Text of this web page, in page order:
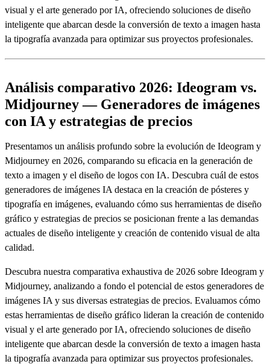
visual y el arte generado por IA, ofreciendo soluciones de diseño
inteligente que abarcan desde la conversión de texto a imagen hasta
la tipografía avanzada para optimizar sus proyectos profesionales.
Análisis comparativo 2026: Ideogram vs.
Midjourney — Generadores de imágenes
con IA y estrategias de precios
Presentamos un análisis profundo sobre la evolución de Ideogram y
Midjourney en 2026, comparando su eficacia en la generación de
texto a imagen y el diseño de logos con IA. Descubra cuál de estos
generadores de imágenes IA destaca en la creación de pósteres y
tipografía en imágenes, evaluando cómo sus herramientas de diseño
gráfico y estrategias de precios se posicionan frente a las demandas
actuales de diseño inteligente y creación de contenido visual de alta
calidad.
Descubra nuestra comparativa exhaustiva de 2026 sobre Ideogram y
Midjourney, analizando a fondo el potencial de estos generadores de
imágenes IA y sus diversas estrategias de precios. Evaluamos cómo
estas herramientas de diseño gráfico lideran la creación de contenido
visual y el arte generado por IA, ofreciendo soluciones de diseño
inteligente que abarcan desde la conversión de texto a imagen hasta
la tipografía avanzada para optimizar sus proyectos profesionales.